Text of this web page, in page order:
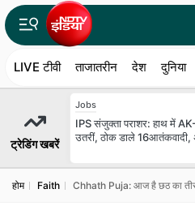
LIVE टीवी ताजातरीन देश दुनिया
ट्रेडिंग खबरें
Jobs
IPS संजुक्ता पराशर: हाथ में
उतरीं, ठोक डाले 16आतंकवादी,
होम Faith Chhath Puja: आज है छठ का